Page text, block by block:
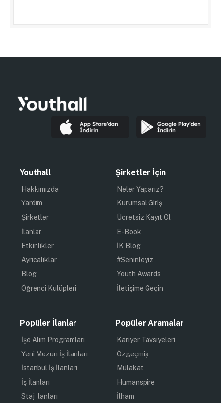
Youthall
Hakkımızda
Yardım
Şirketler
İlanlar
Etkinlikler
Ayrıcalıklar
Blog
Öğrenci Kulüpleri
Şirketler İçin
Neler Yaparız?
Kurumsal Giriş
Ücretsiz Kayıt Ol
E-Book
İK Blog
#Seninleyiz
Youth Awards
İletişime Geçin
Popüler İlanlar
İşe Alım Programları
Yeni Mezun İş İlanları
İstanbul İş İlanları
İş İlanları
Staj İlanları
Popüler Aramalar
Kariyer Tavsiyeleri
Özgeçmiş
Mülakat
Humanspire
İlham